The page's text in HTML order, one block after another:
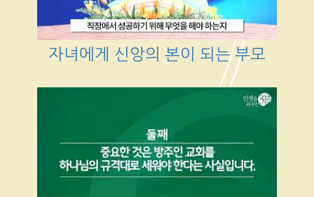
자녀에게 신앙의 본이 되는 부모